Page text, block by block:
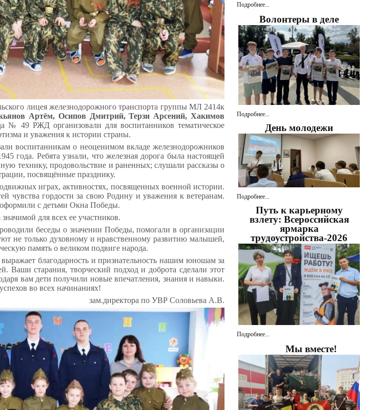
лицея железнодорожного транспорта группы МЛ 2414к
Артём, Осипов Дмитрий, Терзи Арсений, Хакимов
№ 49 РЖД организовали для воспитанников тематическое
и уважения к истории страны.
воспитанникам о неоценимом вкладе железнодорожников
года. Ребята узнали, что железная дорога была настоящей
технику, продовольствие и раненных; слушали рассказы о
посвящённые празднику.
играх, активностях, посвященных военной истории.
чувства гордости за свою Родину и уважения к ветеранам.
оформили с детьми Окна Победы.
для всех ее участников.
беседы о значении Победы, помогали в организации
не только духовному и нравственному развитию малышей,
память о великом подвиге народа.
благодарность и признательность нашим юношам за
Ваши старания, творческий подход и доброта сделали этот
вам дети получили новые впечатления, знания и навыки.
во всех начинаниях!
зам.директора по УВР Соловьева А.В.
Подробнее...
Волонтеры в деле
Подробнее...
День молодежи
Подробнее...
Путь к карьерному
взлету: Всероссийская
ярмарка
трудоустройства-2026
Подробнее...
Мы вместе!